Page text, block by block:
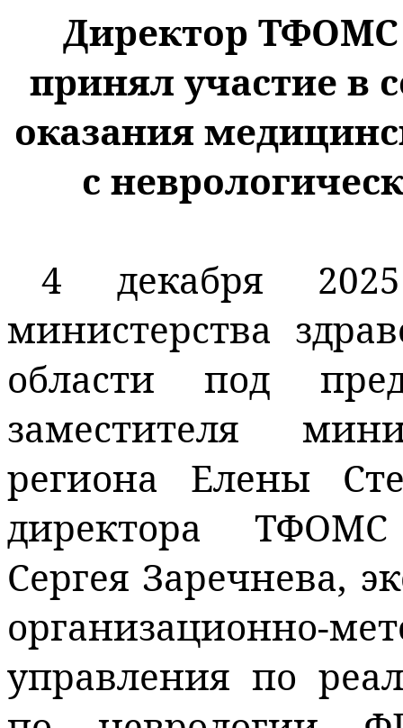
Директор ТФОМС
принял участие в
оказания
с
4 декабря
министерства
области под
заместителя
региона Елены
директора ТФОМС
Сергея Заречнева,
организационно-
управления по